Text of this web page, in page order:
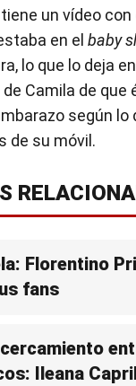
un vídeo con
en el baby
lo que lo deja
Camila de que
según lo
de su móvil.
Florentino
fans
Ileana